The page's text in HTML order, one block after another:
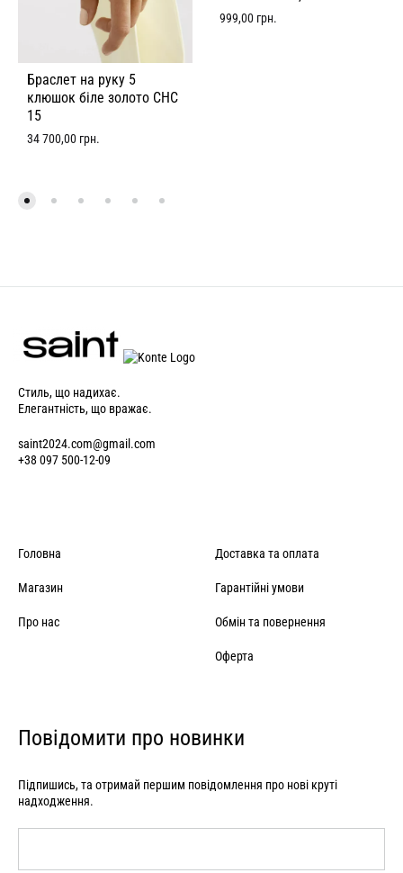
Браслет на руку 5
клюшок біле золото CHC
15
34 700,00 грн.
999,00 грн.
Стиль, що надихає.
Елегантність, що вражає.
saint2024.com@gmail.com
+38 097 500-12-09
Головна
Магазин
Про нас
Доставка та оплата
Гарантійні умови
Обмін та повернення
Оферта
Повідомити про новинки
Підпишись, та отримай першим повідомлення про нові круті
надходження.